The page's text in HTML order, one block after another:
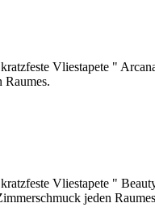
kratzfeste Vliestapete "
Vliestapete "
jeden